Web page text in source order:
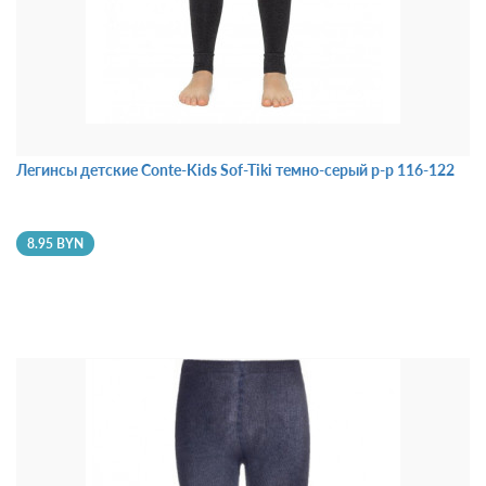
Легинсы детские Conte-Kids Sof-Tiki темно-серый р-р 116-122
8.95 BYN